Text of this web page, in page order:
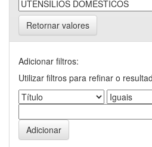
Retornar valores
Adicionar filtros:
Utilizar filtros para refinar o